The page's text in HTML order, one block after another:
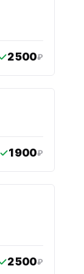
2 500₽
1 900₽
2 500₽